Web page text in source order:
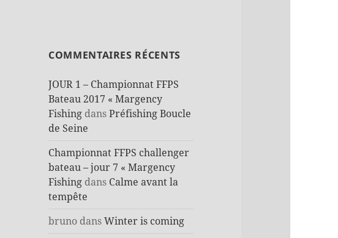
COMMENTAIRES RÉCENTS
JOUR 1 – Championnat FFPS
Bateau 2017 « Margency
Fishing dansPréfishing Boucle
de Seine
Championnat FFPS challenger
bateau – jour 7 « Margency
Fishing dans Calme avant la
tempête
bruno dansWinter is coming